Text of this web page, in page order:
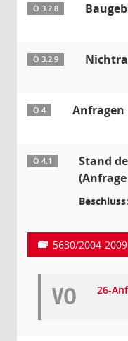
Ö 3.2.8
Ö 3.2.9
Ö 4 Anfragen
Ö 4.1
Stand
Beschluss:
5630/2004-2009
VO 26-